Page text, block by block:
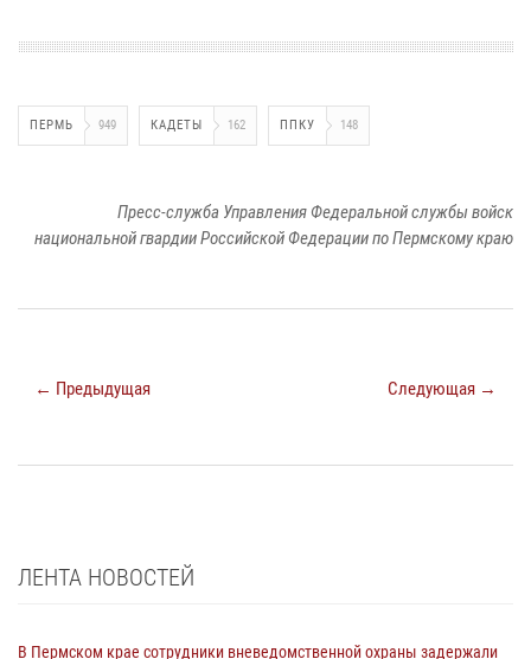
ПЕРМЬ 949 КАДЕТЫ 162 ППКУ 148
Пресс-служба Управления Федеральной службы войск
национальной гвардии Российской Федерации по Пермскому краю
← Предыдущая Следующая →
ЛЕНТА НОВОСТЕЙ
В Пермском крае сотрудники вневедомственной охраны задержали